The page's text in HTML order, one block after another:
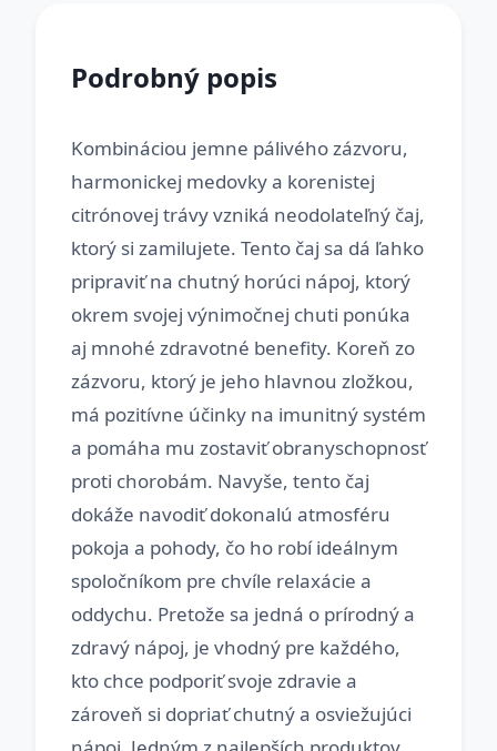
Podrobný popis
Kombináciou jemne pálivého zázvoru,
harmonickej medovky a korenistej
citrónovej trávy vzniká neodolateľný čaj,
ktorý si zamilujete. Tento čaj sa dá ľahko
pripraviť na chutný horúci nápoj, ktorý
okrem svojej výnimočnej chuti ponúka
aj mnohé zdravotné benefity. Koreň zo
zázvoru, ktorý je jeho hlavnou zložkou,
má pozitívne účinky na imunitný systém
a pomáha mu zostaviť obranyschopnosť
proti chorobám. Navyše, tento čaj
dokáže navodiť dokonalú atmosféru
pokoja a pohody, čo ho robí ideálnym
spoločníkom pre chvíle relaxácie a
oddychu. Pretože sa jedná o prírodný a
zdravý nápoj, je vhodný pre každého,
kto chce podporiť svoje zdravie a
zároveň si dopriať chutný a osviežujúci